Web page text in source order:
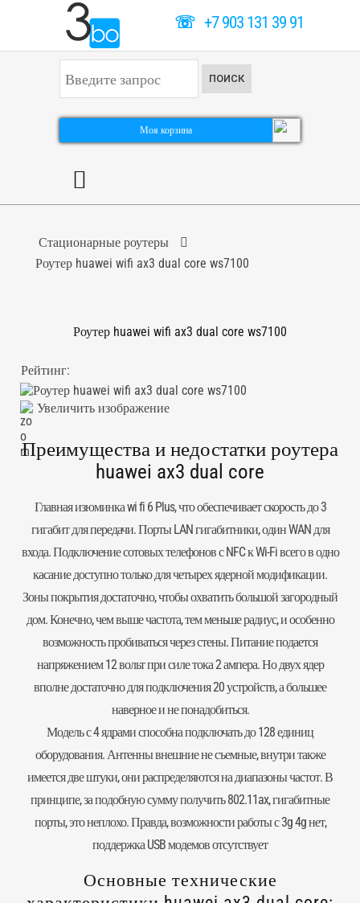
☏+7 903 131 39 91
к
а
ь
ПОИСК
Моя корзина
Стационарные роутеры
Роутер huawei wifi ax3 dual core ws7100
Роутер huawei wifi ax3 dual core ws7100
Рейтинг:
Увеличить изображение
Преимущества и недостатки роутера
huawei ax3 dual core
Главная изюминка wi fi 6 Plus, что обеспечивает скорость до 3
гигабит для передачи. Порты LAN гигабитники, один WAN для
входа. Подключение сотовых телефонов с NFC к Wi-Fi всего в одно
касание доступно только для четырех ядерной модификации.
Зоны покрытия достаточно, чтобы охватить большой загородный
дом. Конечно, чем выше частота, тем меньше радиус, и особенно
возможность пробиваться через стены. Питание подается
напряжением 12 вольт при силе тока 2 ампера. Но двух ядер
вполне достаточно для подключения 20 устройств, а большее
наверное и не понадобиться.
Модель с 4 ядрами способна подключать до 128 единиц
оборудования. Антенны внешние не съемные, внутри также
имеется две штуки, они распределяются на диапазоны частот. В
принципе, за подобную сумму получить 802.11ax, гигабитные
порты, это неплохо. Правда, возможности работы с 3g 4g нет,
поддержка USB модемов отсутствует
Основные технические